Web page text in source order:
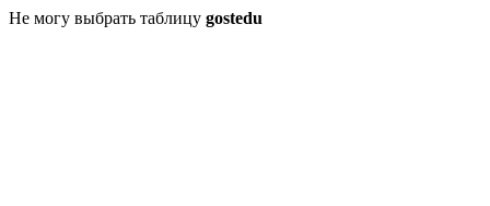
Не могу выбрать таблицу gostedu